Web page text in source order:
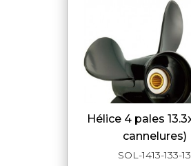
hélice 4 pales 13.3x13 (15
cannelures)
SOL-1413-133-13